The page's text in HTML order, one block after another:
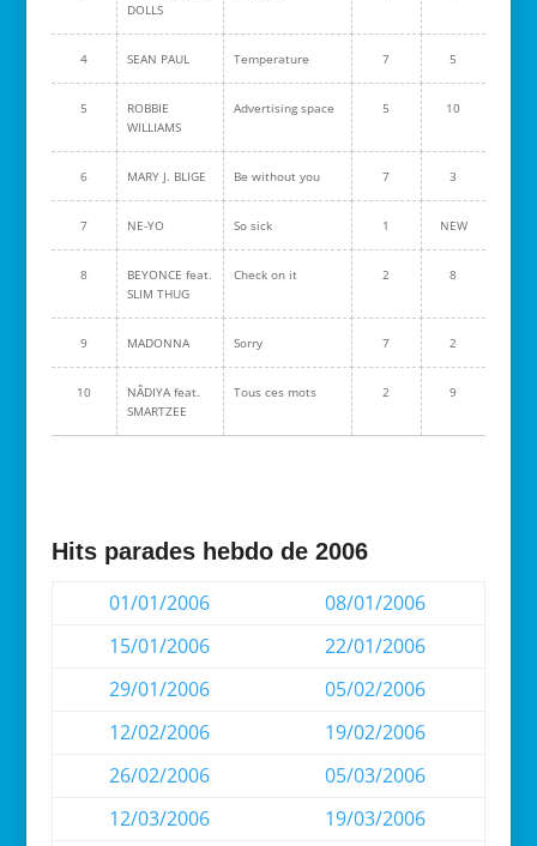
DOLLS
4 SEAN PAUL Temperature 7 5
5
ROBBIE
WILLIAMS
Advertising space 5 10
6 MARY J. BLIGE Be without you 7 3
7 NE-YO So sick 1 NEW
8
BEYONCE feat.
SLIM THUG
Check on it 2 8
9 MADONNA Sorry 7 2
10
NÂDIYA feat.
SMARTZEE
Tous ces mots 2 9
Hits parades hebdo de 2006
01/01/2006
08/01/2006
15/01/2006
22/01/2006
29/01/2006
05/02/2006
12/02/2006
19/02/2006
26/02/2006
05/03/2006
12/03/2006
19/03/2006